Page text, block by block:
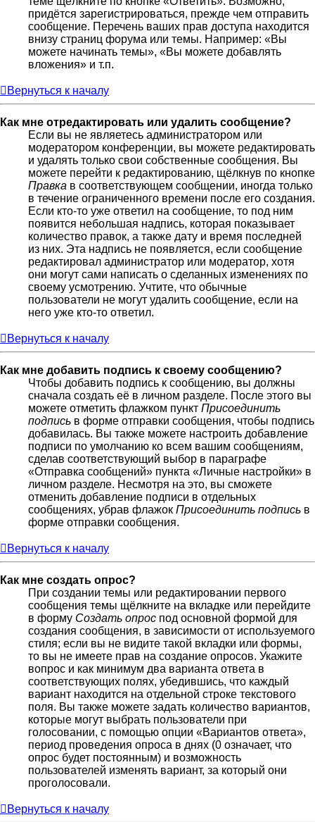
придётся зарегистрироваться, прежде чем отправить
сообщение. Перечень ваших прав доступа находится
внизу страниц форума или темы. Например: «Вы
можете начинать темы», «Вы можете добавлять
вложения» и т.п.
Вернуться к началу
Как мне отредактировать или удалить сообщение?
Если вы не являетесь администратором или
модератором конференции, вы можете редактировать
и удалять только свои собственные сообщения. Вы
можете перейти к редактированию, щёлкнув по кнопке
Правка в соответствующем сообщении, иногда только
в течение ограниченного времени после его создания.
Если кто-то уже ответил на сообщение, то под ним
появится небольшая надпись, которая показывает
количество правок, а также дату и время последней
из них. Эта надпись не появляется, если сообщение
редактировал администратор или модератор, хотя
они могут сами написать о сделанных изменениях по
своему усмотрению. Учтите, что обычные
пользователи не могут удалить сообщение, если на
него уже кто-то ответил.
Вернуться к началу
Как мне добавить подпись к своему сообщению?
Чтобы добавить подпись к сообщению, вы должны
сначала создать её в личном разделе. После этого вы
можете отметить флажком пункт Присоединить
подпись в форме отправки сообщения, чтобы подпись
добавилась. Вы также можете настроить добавление
подписи по умолчанию ко всем вашим сообщениям,
сделав соответствующий выбор в параграфе
«Отправка сообщений» пункта «Личные настройки» в
личном разделе. Несмотря на это, вы сможете
отменить добавление подписи в отдельных
сообщениях, убрав флажок Присоединить подпись в
форме отправки сообщения.
Вернуться к началу
Как мне создать опрос?
При создании темы или редактировании первого
сообщения темы щёлкните на вкладке или перейдите
в форму Создать опрос под основной формой для
создания сообщения, в зависимости от используемого
стиля; если вы не видите такой вкладки или формы,
то вы не имеете прав на создание опросов. Укажите
вопрос и как минимум два варианта ответа в
соответствующих полях, убедившись, что каждый
вариант находится на отдельной строке текстового
поля. Вы также можете задать количество вариантов,
которые могут выбрать пользователи при
голосовании, с помощью опции «Вариантов ответа»,
период проведения опроса в днях (0 означает, что
опрос будет постоянным) и возможность
пользователей изменять вариант, за который они
проголосовали.
Вернуться к началу